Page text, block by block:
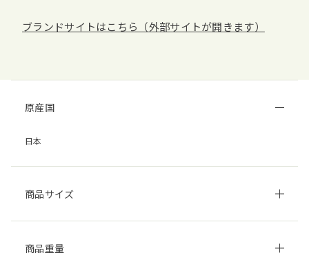
ブランドサイトはこちら（外部サイトが開きます）
原産国
日本
商品サイズ
商品重量